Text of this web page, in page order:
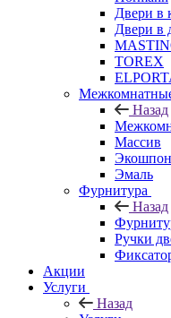
Двери в
Двери в
TOREX
Назад
Массив
Экошпон
Эмаль
Фурнитура
Назад
Ручки
Акции
Услуги
Назад